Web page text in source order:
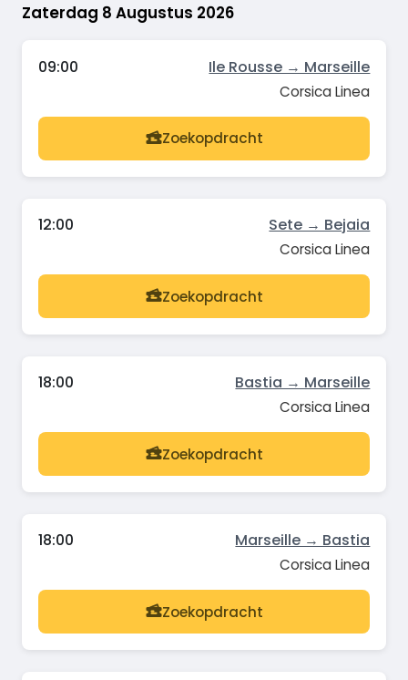
Zaterdag 8 Augustus 2026
09:00 Ile Rousse → Marseille
Corsica Linea
Zoekopdracht
12:00 Sete → Bejaia
Corsica Linea
Zoekopdracht
18:00 Bastia → Marseille
Corsica Linea
Zoekopdracht
18:00 Marseille → Bastia
Corsica Linea
Zoekopdracht